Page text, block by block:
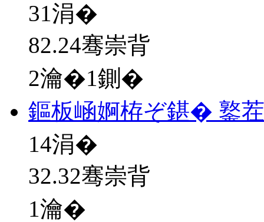
31涓�
82.24骞崇背
2瀹�1鍘�
鏂板崡婀栫ぞ鍖� 鐜
14涓�
32.32骞崇背
1瀹�